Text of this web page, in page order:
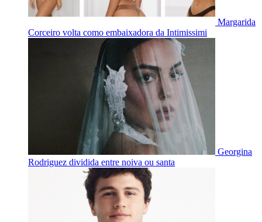
Margarida
Corceiro volta como embaixadora da Intimissimi
Georgina
Rodriguez dividida entre noiva ou santa